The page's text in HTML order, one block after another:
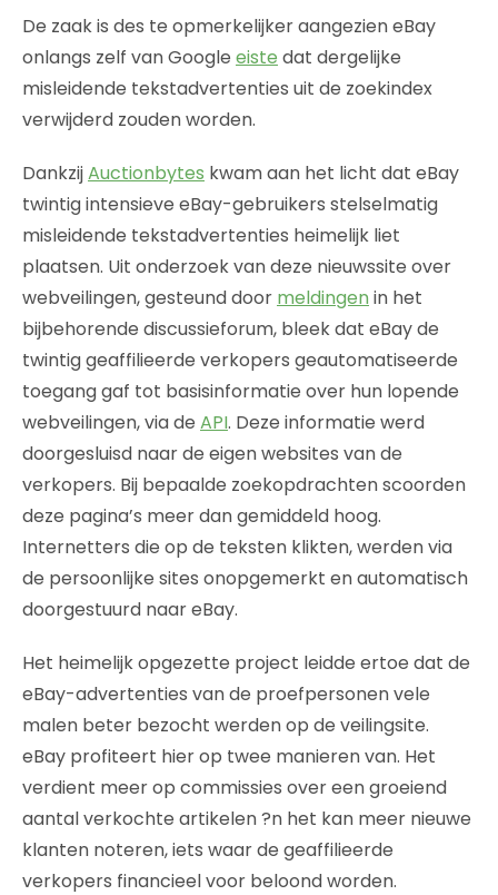
De zaak is des te opmerkelijker aangezien eBay
onlangs zelf van Google eiste dat dergelijke
misleidende tekstadvertenties uit de zoekindex
verwijderd zouden worden.
DankzijAuctionbytes kwam aan het licht dat eBay
twintig intensieve eBay-gebruikers stelselmatig
misleidende tekstadvertenties heimelijk liet
plaatsen. Uit onderzoek van deze nieuwssite over
webveilingen, gesteund door meldingen in het
bijbehorende discussieforum, bleek dat eBay de
twintig geaffilieerde verkopers geautomatiseerde
toegang gaf tot basisinformatie over hun lopende
webveilingen, via de API. Deze informatie werd
doorgesluisd naar de eigen websites van de
verkopers. Bij bepaalde zoekopdrachten scoorden
deze pagina’s meer dan gemiddeld hoog.
Internetters die op de teksten klikten, werden via
de persoonlijke sites onopgemerkt en automatisch
doorgestuurd naar eBay.
Het heimelijk opgezette project leidde ertoe dat de
eBay-advertenties van de proefpersonen vele
malen beter bezocht werden op de veilingsite.
eBay profiteert hier op twee manieren van. Het
verdient meer op commissies over een groeiend
aantal verkochte artikelen ?n het kan meer nieuwe
klanten noteren, iets waar de geaffilieerde
verkopers financieel voor beloond worden.